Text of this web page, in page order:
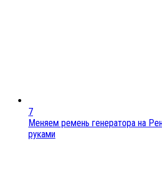
7
Меняем ремень генератора на
руками